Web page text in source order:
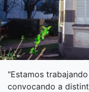
"Estamos
convocando a